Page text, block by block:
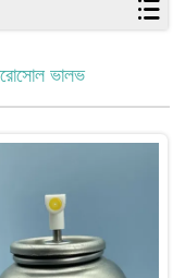
ভালভ